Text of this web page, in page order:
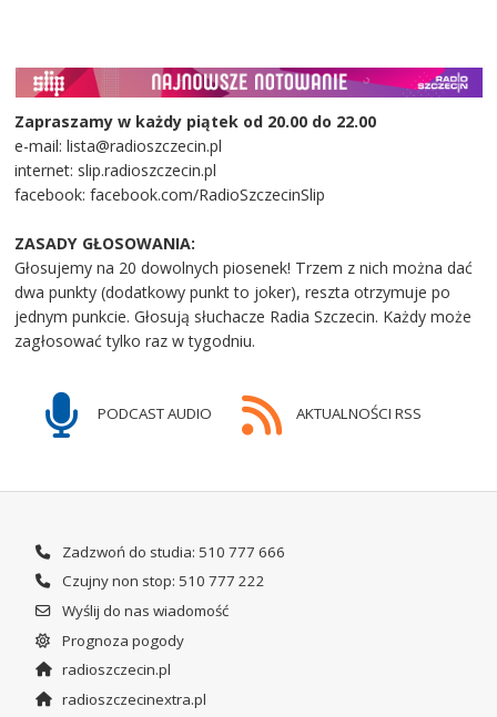
Zapraszamy w każdy piątek od 20.00 do 22.00
e-mail: lista@radioszczecin.pl
internet: slip.radioszczecin.pl
facebook: facebook.com/RadioSzczecinSlip
ZASADY GŁOSOWANIA:
Głosujemy na 20 dowolnych piosenek! Trzem z nich można dać
dwa punkty (dodatkowy punkt to joker), reszta otrzymuje po
jednym punkcie. Głosują słuchacze Radia Szczecin. Każdy może
zagłosować tylko raz w tygodniu.
PODCAST AUDIO AKTUALNOŚCI RSS
Zadzwoń do studia: 510 777 666
Czujny non stop: 510 777 222
Wyślij do nas wiadomość
Prognoza pogody
radioszczecin.pl
radioszczecinextra.pl